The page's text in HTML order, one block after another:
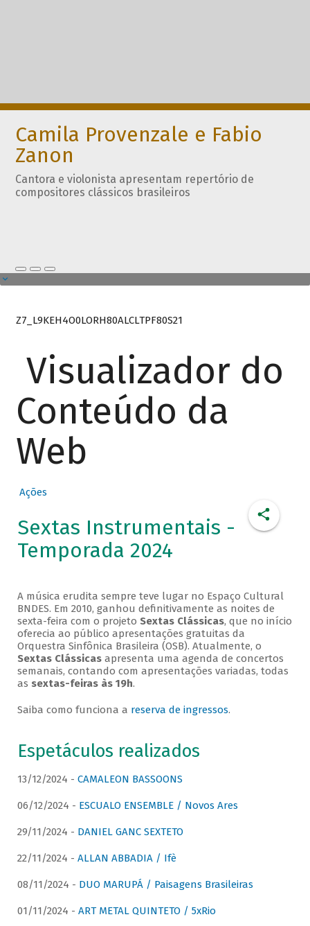
Camila Provenzale e Fabio
Zanon
Cantora e violonista apresentam repertório de
compositores clássicos brasileiros
Z7_L9KEH4O0LORH80ALCLTPF80S21
Visualizador do
Conteúdo da
Web
Ações
Sextas Instrumentais -
Temporada 2024
A música erudita sempre teve lugar no Espaço Cultural
BNDES. Em 2010, ganhou definitivamente as noites de
sexta-feira com o projeto Sextas Clássicas, que no início
oferecia ao público apresentações gratuitas da
Orquestra Sinfônica Brasileira (OSB). Atualmente, o
Sextas Clássicasapresenta uma agenda de concertos
semanais, contando com apresentações variadas, todas
as sextas-feiras às 19h.
Saiba como funciona a reserva de ingressos.
Espetáculos realizados
13/12/2024 - CAMALEON BASSOONS
06/12/2024 - ESCUALO ENSEMBLE / Novos Ares
29/11/2024 - DANIEL GANC SEXTETO
22/11/2024 - ALLAN ABBADIA / Ifè
08/11/2024 - DUO MARUPÁ / Paisagens Brasileiras
01/11/2024 - ART METAL QUINTETO / 5xRio